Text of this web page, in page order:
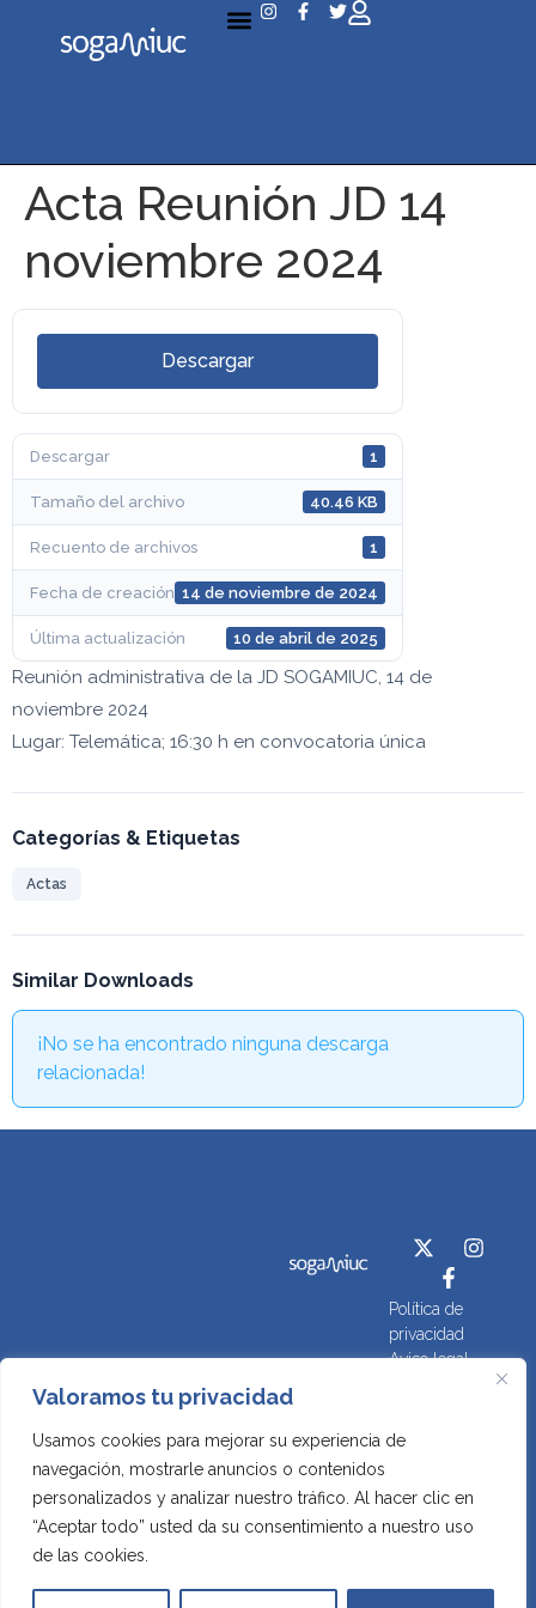
Valoramos tu privacidad
Usamos cookies para mejorar su experiencia de
navegación, mostrarle anuncios o contenidos
personalizados y analizar nuestro tráfico. Al hacer clic en
“Aceptar todo” usted da su consentimiento a nuestro uso
de las cookies.
Acta Reunión JD 14
noviembre 2024
Descargar
Descargar 1
Tamaño del archivo 40.46 KB
Recuento de archivos 1
Fecha de creación 14 de noviembre de 2024
Última actualización 10 de abril de 2025
Reunión administrativa de la JD SOGAMIUC, 14 de
noviembre 2024
Lugar: Telemática; 16:30 h en convocatoria única
Categorías & Etiquetas
Actas
Similar Downloads
¡No se ha encontrado ninguna descarga
relacionada!
Sociedade Galega de
Medicina Intensiva I
Unidades Coronarias
Política de
privacidad
Aviso legal